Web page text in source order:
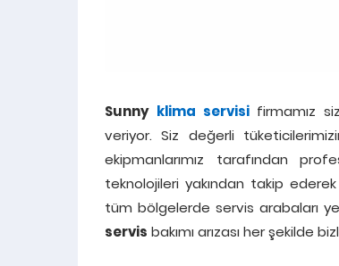
Sunny klima servisifirmamız
veriyor. Siz değerli
ekipmanlarımız tarafından
teknolojileri yakından takip
tüm bölgelerde servis arabaları
servis bakımı arızası her şekilde